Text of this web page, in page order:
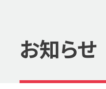
お知らせ